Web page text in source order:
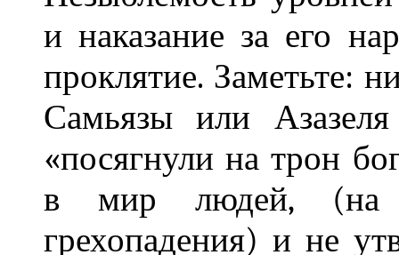
и наказание за его
проклятие. Заметьте:
Самьязы или
«посягнули на трон
в мир людей, (на
грехопадения) и не